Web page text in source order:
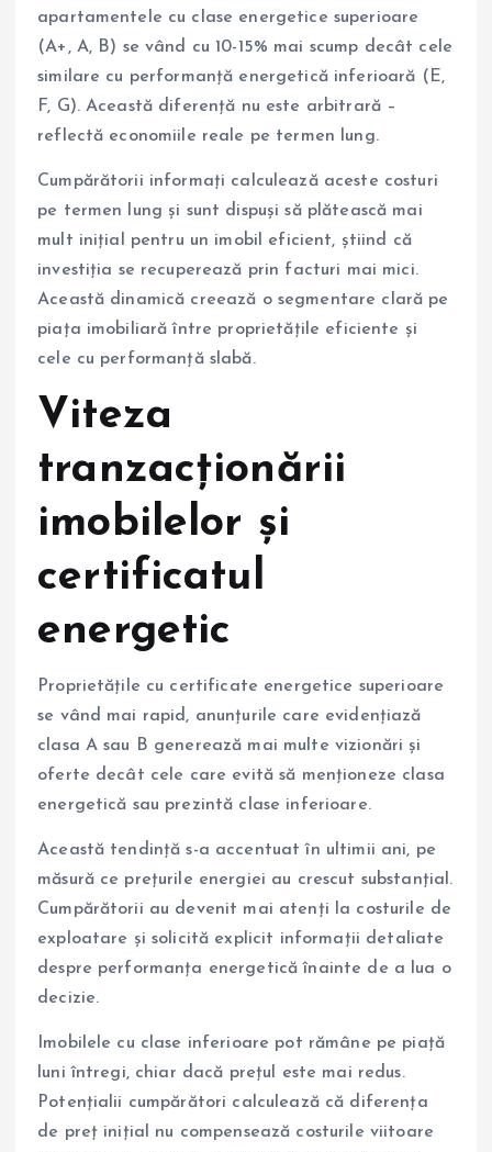
apartamentele cu clase energetice superioare
(A+, A, B) se vând cu 10-15% mai scump decât cele
similare cu performanță energetică inferioară (E,
F, G). Această diferență nu este arbitrară –
reflectă economiile reale pe termen lung.
Cumpărătorii informați calculează aceste costuri
pe termen lung și sunt dispuși să plătească mai
mult inițial pentru un imobil eficient, știind că
investiția se recuperează prin facturi mai mici.
Această dinamică creează o segmentare clară pe
piața imobiliară între proprietățile eficiente și
cele cu performanță slabă.
Viteza
tranzacționării
imobilelor și
certificatul
energetic
Proprietățile cu certificate energetice superioare
se vând mai rapid, anunțurile care evidențiază
clasa A sau B generează mai multe vizionări și
oferte decât cele care evită să menționeze clasa
energetică sau prezintă clase inferioare.
Această tendință s-a accentuat în ultimii ani, pe
măsură ce prețurile energiei au crescut substanțial.
Cumpărătorii au devenit mai atenți la costurile de
exploatare și solicită explicit informații detaliate
despre performanța energetică înainte de a lua o
decizie.
Imobilele cu clase inferioare pot rămâne pe piață
luni întregi, chiar dacă prețul este mai redus.
Potențialii cumpărători calculează că diferența
de preț inițial nu compensează costurile viitoare